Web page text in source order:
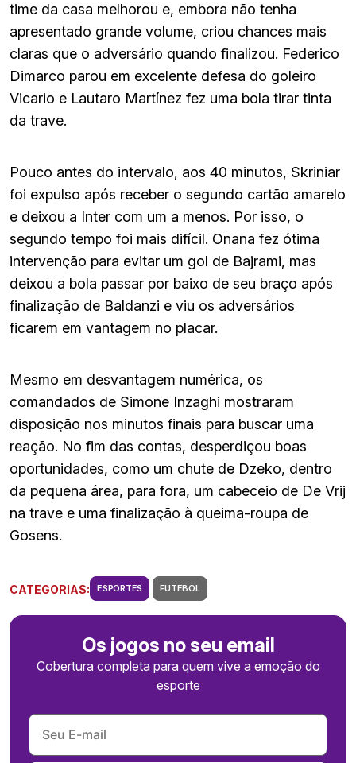
time da casa melhorou e, embora não tenha
apresentado grande volume, criou chances mais
claras que o adversário quando finalizou. Federico
Dimarco parou em excelente defesa do goleiro
Vicario e Lautaro Martínez fez uma bola tirar tinta
da trave.
Pouco antes do intervalo, aos 40 minutos, Skriniar
foi expulso após receber o segundo cartão amarelo
e deixou a Inter com um a menos. Por isso, o
segundo tempo foi mais difícil. Onana fez ótima
intervenção para evitar um gol de Bajrami, mas
deixou a bola passar por baixo de seu braço após
finalização de Baldanzi e viu os adversários
ficarem em vantagem no placar.
Mesmo em desvantagem numérica, os
comandados de Simone Inzaghi mostraram
disposição nos minutos finais para buscar uma
reação. No fim das contas, desperdiçou boas
oportunidades, como um chute de Dzeko, dentro
da pequena área, para fora, um cabeceio de De Vrij
na trave e uma finalização à queima-roupa de
Gosens.
CATEGORIAS: ESPORTES FUTEBOL
Os jogos no seu email
Cobertura completa para quem vive a emoção do
esporte